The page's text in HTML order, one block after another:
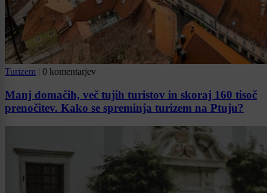
Turizem | 0 komentarjev
Manj domačih, več tujih turistov in skoraj 160 tisoč
prenočitev. Kako se spreminja turizem na Ptuju?